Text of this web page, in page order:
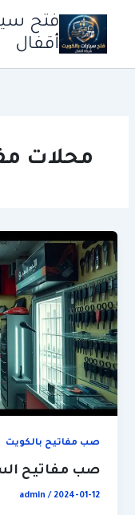
المحتوى
فتح
أقفال
محلات
صب مفاتيح بالكويت
صب مفاتيح
admin/ 2024-01-12